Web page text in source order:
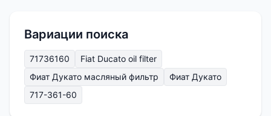
Вариации поиска
71736160
Fiat Ducato oil filter
Фиат Дукато масляный фильтр
Фиат Дукато
717-361-60